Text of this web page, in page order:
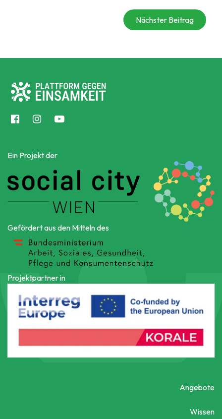
Nächster Beitrag
Ein Projekt der
Gefördert aus den Mitteln des
Projektpartner in
Angebote
Wissen